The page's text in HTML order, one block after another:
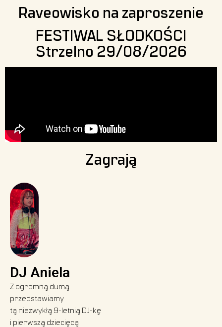
Raveowisko na zaproszenie
FESTIWAL SŁODKOŚCI
Strzelno 29/08/2026
Zagrają
DJ Aniela
Z ogromną dumą
przedstawiamy
tą niezwykłą 9-letnią DJ-kę
i pierwszą dziecięcą